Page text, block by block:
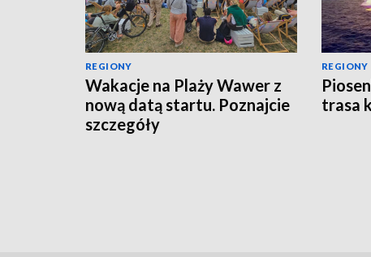
REGIONY
Wakacje na Plaży Wawer z
nową datą startu. Poznajcie
szczegóły
REGIONY
trasa